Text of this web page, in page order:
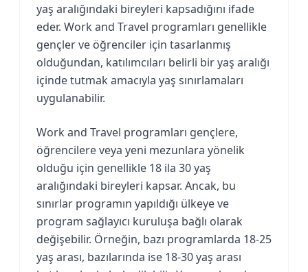
yaş aralığındaki bireyleri kapsadığını ifade
eder. Work and Travel programları genellikle
gençler ve öğrenciler için tasarlanmış
olduğundan, katılımcıları belirli bir yaş aralığı
içinde tutmak amacıyla yaş sınırlamaları
uygulanabilir.
Work and Travel programları gençlere,
öğrencilere veya yeni mezunlara yönelik
olduğu için genellikle 18 ila 30 yaş
aralığındaki bireyleri kapsar. Ancak, bu
sınırlar programın yapıldığı ülkeye ve
program sağlayıcı kuruluşa bağlı olarak
değişebilir. Örneğin, bazı programlarda 18-25
yaş arası, bazılarında ise 18-30 yaş arası